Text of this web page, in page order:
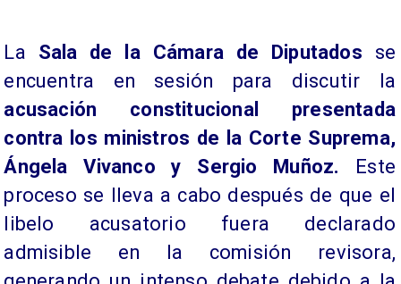
La Sala de la Cámara de Diputados se
encuentra en sesión para discutir la
acusación constitucional presentada
contra los ministros de la Corte Suprema,
Ángela Vivanco y Sergio Muñoz. Este
proceso se lleva a cabo después de que el
libelo acusatorio fuera declarado
admisible en la comisión revisora,